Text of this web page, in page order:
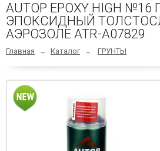
AUTOP EPOXY HIGH №16
ЭПОКСИДНЫЙ
АЭРОЗОЛЕ ATR-A07829
Главная → Каталог → ГРУНТЫ